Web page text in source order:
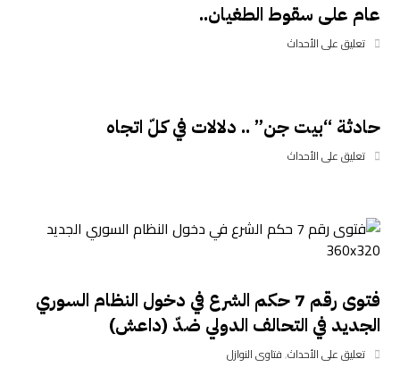
عام على سقوط الطغيان..
تعليق على الأحداث
حادثة “بيت جن” .. دلالات في كلّ اتجاه
تعليق على الأحداث
فتوى رقم 7 حكم الشرع في دخول النظام السوري
الجديد في التحالف الدولي ضدّ (داعش)
تعليق على الأحداث,فتاوى النوازل